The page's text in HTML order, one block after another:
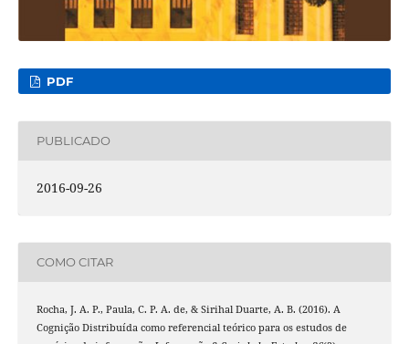
PDF
PUBLICADO
2016-09-26
COMO CITAR
Rocha, J. A. P., Paula, C. P. A. de, & Sirihal Duarte, A. B. (2016). A
Cognição Distribuída como referencial teórico para os estudos de